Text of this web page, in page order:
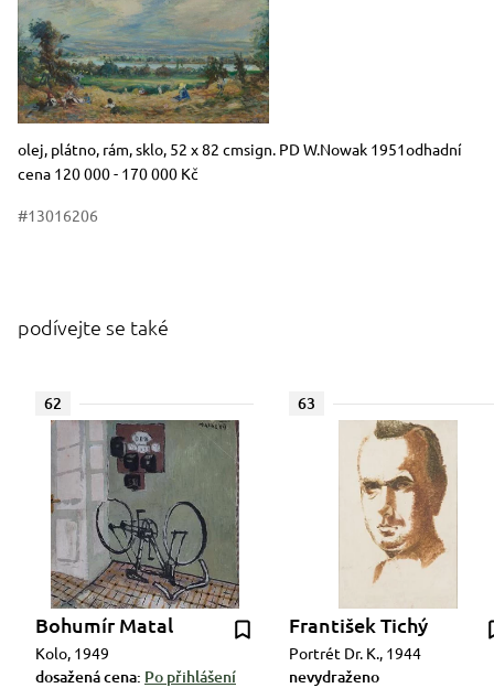
Rozměry
Stručný popis předmětu
olej, plátno, rám, sklo, 52 x 82 cmsign. PD W.Nowak 1951odhadní
cena 120 000 - 170 000 Kč
#13016206
podívejte se také
62
Bohumír Matal
Kolo, 1949
dosažená cena: Po přihlášení
63
František Tichý
Portrét Dr. K., 1944
nevydraženo